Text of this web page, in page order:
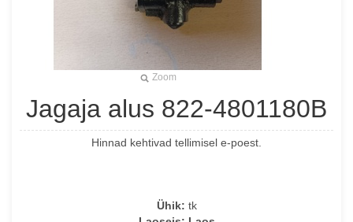
Zoom
Jagaja alus 822-4801180B
Hinnad kehtivad tellimisel e-poest.
Ühik: tk